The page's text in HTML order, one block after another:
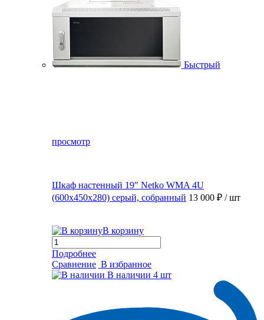
Быстрый
просмотр
Шкаф настенный 19″ Netko WMA 4U
(600x450x280) серый, собранный 13 000 ₽ / шт
В корзину
Подробнее
Сравнение В избранное
В наличии 4 шт